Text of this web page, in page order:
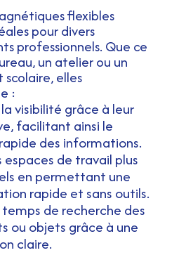
flexibles
pour divers
professionnels. Que ce
un atelier ou un
elles
:
visibilité grâce à leur
facilitant ainsi le
des informations.
espaces de travail plus
en permettant une
rapide et sans outils.
temps de recherche des
ou objets grâce à une
claire.